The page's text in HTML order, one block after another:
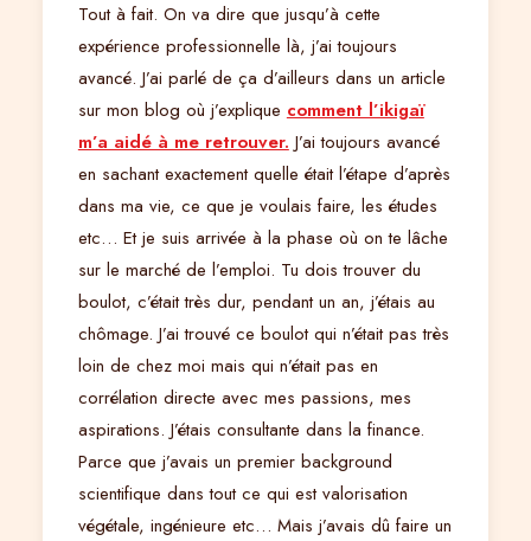
Tout à fait. On va dire que jusqu’à cette
expérience professionnelle là, j’ai toujours
avancé. J’ai parlé de ça d’ailleurs dans un article
sur mon blog où j’explique comment l’ikigaï
m’a aidé à me retrouver. J’ai toujours avancé
en sachant exactement quelle était l’étape d’après
dans ma vie, ce que je voulais faire, les études
etc… Et je suis arrivée à la phase où on te lâche
sur le marché de l’emploi. Tu dois trouver du
boulot, c’était très dur, pendant un an, j’étais au
chômage. J’ai trouvé ce boulot qui n’était pas très
loin de chez moi mais qui n’était pas en
corrélation directe avec mes passions, mes
aspirations. J’étais consultante dans la finance.
Parce que j’avais un premier background
scientifique dans tout ce qui est valorisation
végétale, ingénieure etc… Mais j’avais dû faire un